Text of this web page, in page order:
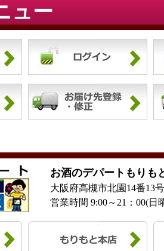
ュー
お酒のデパートもりも
大阪府高槻市北園14番13
営業時間 9:00～21：00(日